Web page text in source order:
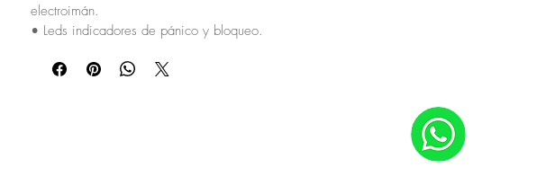
electroimán.
• Leds indicadores de pánico y bloqueo.